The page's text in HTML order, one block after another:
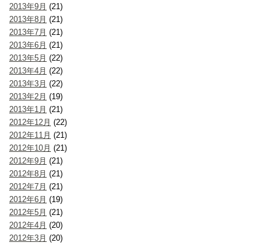
2013年9月 (21)
2013年8月 (21)
2013年7月 (21)
2013年6月 (21)
2013年5月 (22)
2013年4月 (22)
2013年3月 (22)
2013年2月 (19)
2013年1月 (21)
2012年12月 (22)
2012年11月 (21)
2012年10月 (21)
2012年9月 (21)
2012年8月 (21)
2012年7月 (21)
2012年6月 (19)
2012年5月 (21)
2012年4月 (20)
2012年3月 (20)